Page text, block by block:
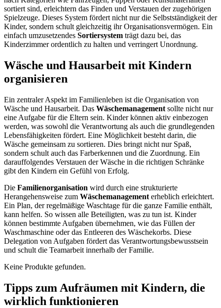
sortiert sind, erleichtern das Finden und Verstauen der zugehörigen
Spielzeuge. Dieses System fördert nicht nur die Selbstständigkeit der
Kinder, sondern schult gleichzeitig ihr Organisationsvermögen. Ein
einfach umzusetzendes Sortiersystem trägt dazu bei, das
Kinderzimmer ordentlich zu halten und verringert Unordnung.
Wäsche und Hausarbeit mit Kindern
organisieren
Ein zentraler Aspekt im Familienleben ist die Organisation von
Wäsche und Hausarbeit. Das Wäschemanagement sollte nicht nur
eine Aufgabe für die Eltern sein. Kinder können aktiv einbezogen
werden, was sowohl die Verantwortung als auch die grundlegenden
Lebensfähigkeiten fördert. Eine Möglichkeit besteht darin, die
Wäsche gemeinsam zu sortieren. Dies bringt nicht nur Spaß,
sondern schult auch das Farberkennen und die Zuordnung. Ein
darauffolgendes Verstauen der Wäsche in die richtigen Schränke
gibt den Kindern ein Gefühl von Erfolg.
Die Familienorganisation wird durch eine strukturierte
Herangehensweise zum Wäschemanagement erheblich erleichtert.
Ein Plan, der regelmäßige Waschtage für die ganze Familie enthält,
kann helfen. So wissen alle Beteiligten, was zu tun ist. Kinder
können bestimmte Aufgaben übernehmen, wie das Füllen der
Waschmaschine oder das Entleeren des Wäschekorbs. Diese
Delegation von Aufgaben fördert das Verantwortungsbewusstsein
und schult die Teamarbeit innerhalb der Familie.
Keine Produkte gefunden.
Tipps zum Aufräumen mit Kindern, die
wirklich funktionieren